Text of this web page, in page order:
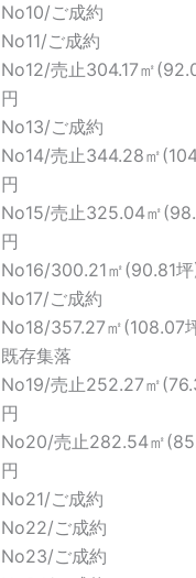
No10/ご成約
No11/ご成約
No12/売止304.17㎡
円
No13/ご成約
No14/売止344.28㎡
円
No15/売止325.04㎡
円
No16/300.21㎡(90.81
No17/ご成約
No18/357.27㎡(108.07
既存集落
No19/売止252.27㎡
円
No20/売止282.54㎡
円
No21/ご成約
No22/ご成約
No23/ご成約